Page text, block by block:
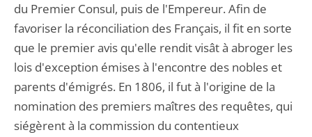
du Premier Consul, puis de l'Empereur. Afin de
favoriser la réconciliation des Français, il fit en sorte
que le premier avis qu'elle rendit visât à abroger les
lois d'exception émises à l'encontre des nobles et
parents d'émigrés. En 1806, il fut à l'origine de la
nomination des premiers maîtres des requêtes, qui
siégèrent à la commission du contentieux